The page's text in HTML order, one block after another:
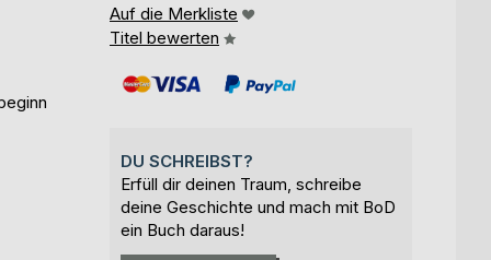
Auf die Merkliste
Titel bewerten
DU SCHREIBST?
Erfüll dir deinen Traum, schreibe
deine Geschichte und mach mit BoD
ein Buch daraus!